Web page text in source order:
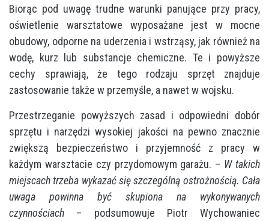
Biorąc pod uwagę trudne warunki panujące przy pracy,
oświetlenie warsztatowe wyposażane jest w mocne
obudowy, odporne na uderzenia i wstrząsy, jak również na
wodę, kurz lub substancje chemiczne. Te i powyższe
cechy sprawiają, że tego rodzaju sprzęt znajduje
zastosowanie także w przemyśle, a nawet w wojsku.
Przestrzeganie powyższych zasad i odpowiedni dobór
sprzętu i narzędzi wysokiej jakości na pewno znacznie
zwiększą bezpieczeństwo i przyjemność z pracy w
każdym warsztacie czy przydomowym garażu. ­– W takich
miejscach trzeba wykazać się szczególną ostrożnością. Cała
uwaga powinna być skupiona na wykonywanych
czynnościach – podsumowuje Piotr Wychowaniec